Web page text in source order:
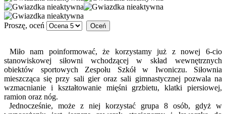
Proszę, oceń
Miło nam poinformować, że korzystamy już z nowej 6-cio
stanowiskowej siłowni wchodzącej w skład wewnętrznych
obiektów sportowych Zespołu Szkół w Iwoniczu. Siłownia
mieszcząca się przy sali gier oraz sali gimnastycznej pozwala na
wzmacnianie i kształtowanie mięśni grzbietu, klatki piersiowej,
ramion oraz nóg.
Jednocześnie, może z niej korzystać grupa 8 osób, gdyż w